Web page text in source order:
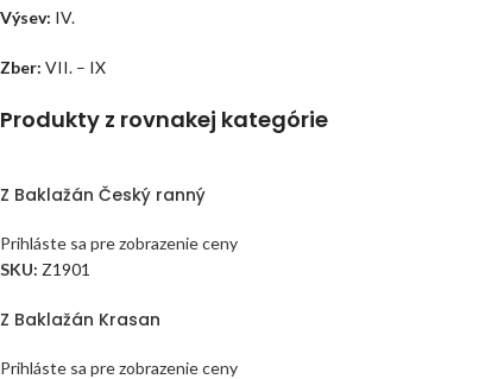
Výsev: IV.
Zber: VII. – IX
Produkty z rovnakej kategórie
Z Baklažán Český ranný
Prihláste sa pre zobrazenie ceny
SKU: Z1901
Z Baklažán Krasan
Prihláste sa pre zobrazenie ceny